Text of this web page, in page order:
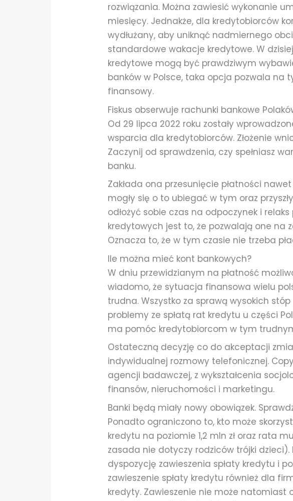
rozwiązania. Można zawiesić wykonanie
miesięcy. Jednakże, dla kredytobiorców
wydłużany, aby uniknąć nadmiernego
standardowe wakacje kredytowe. W
kredytowe mogą być prawdziwym
banków w Polsce, taka opcja pozwala na
finansowy.
Fiskus obserwuje rachunki bankowe
Od 29 lipca 2022 roku zostały
wsparcia dla kredytobiorców. Złożenie
Zaczynij od sprawdzenia, czy spełniasz
banku.
Zakłada ona przesunięcie płatności
mogły się o to ubiegać w tym oraz
odłożyć sobie czas na odpoczynek i
kredytowych jest to, że pozwalają one na
Oznacza to, że w tym czasie nie trzeba
Ile można mieć kont bankowych?
W dniu przewidzianym na płatność
wiadomo, że sytuacja finansowa wielu
trudna. Wszystko za sprawą wysokich
problemy ze spłatą rat kredytu u części
ma pomóc kredytobiorcom w tym
Ostateczną decyzję co do akceptacji
indywidualnej rozmowy telefonicznej.
agencji badawczej, z wykształcenia
finansów, nieruchomości i marketingu.
Banki będą miały nowy obowiązek.
Ponadto ograniczono to, kto może
kredytu na poziomie 1,2 mln zł oraz rata
zasada nie dotyczy rodziców trójki dzieci).
dyspozycję zawieszenia spłaty kredytu i
zawieszenie spłaty kredytu również dla
kredyty. Zawieszenie nie może natomiast